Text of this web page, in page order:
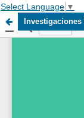
Select Language ▼
Investigaciones